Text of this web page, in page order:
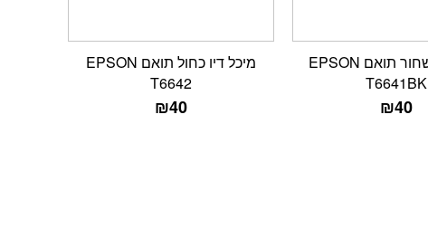
מיכל דיו שחור תואם EPSON
T6641BK
₪40
מיכל דיו כחול תואם EPSON
T6642
₪40